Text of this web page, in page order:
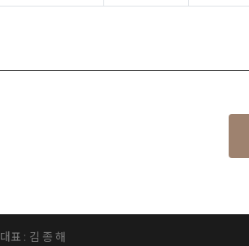
대표 : 김 종 해